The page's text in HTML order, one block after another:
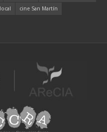
cine San Martín